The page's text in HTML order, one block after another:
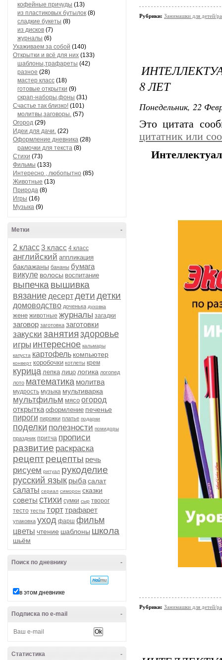
кофейные причуды (13)
из пластиковых бутылок (8)
сладкие букеты (8)
из дисков (7)
журналы (6)
Ухаживаем за собой (140)
Открытки и всё для них (133)
шаблоны,трафареты (42)
разное (28)
мастер класс (18)
готовые открытки (9)
скрап-наборы,фоны (31)
Счастье так близко! (101)
молитвы,заговоры. (57)
Огород (29)
Идеи для дачи. (22)
Оформление дневника (28)
рамочки для текста (8)
Стихи (73)
Фильмы (133)
Интересно , любопытно (85)
Животные (13)
Природа (8)
Игры (16)
Музыка (9)
-
Метки
2 класс3 класс 4 класс
английский аппликация
баклажаны бананы бумага
викуле волосы воспитание
выпечка вышивка
вязание десертдетидетки
домоводство доченька духовка
жене животные журналы загадки
заговор заготовка заготовки
закуски занятия здоровье
игры интересное кальмары
капуста картофель компьютер
конверт коробочки котлеты крем
курица лепка лицо логика логопед
лото математика молитва
мудрость музыка мультиварка
мультфильм мясо огород
открытка оформление печенье
пироги пирожки платье подарки
поделки полезности помидоры
праздник притча прописи
развитие раскраска
рецептрецепты речь
рисуем ритуал рукоделие
русский язык рыбасалат
салаты сериал симорон сказки
советы стихи сумки сыр творог
тесто тесты торттрафарет
упаковка уход фарш фильм
цветы чтение шаблоны школа
шьём
-
Поиск по дневнику
в этом дневнике
-
Подписка по e-mail
-
Статистика
Рубрики: Занимашки для детей/
8 ЛЕТ
Понедельник, 22
Это цитата
цитатник или
Рубрики: Занимашки для детей/